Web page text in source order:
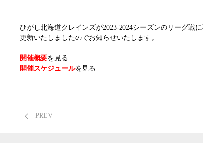
ひがし北海道クレインズが2023-2024シーズンのリーグ戦
更新いたしましたのでお知らせいたします。
開催概要を見る
開催スケジュールを見る
PREV